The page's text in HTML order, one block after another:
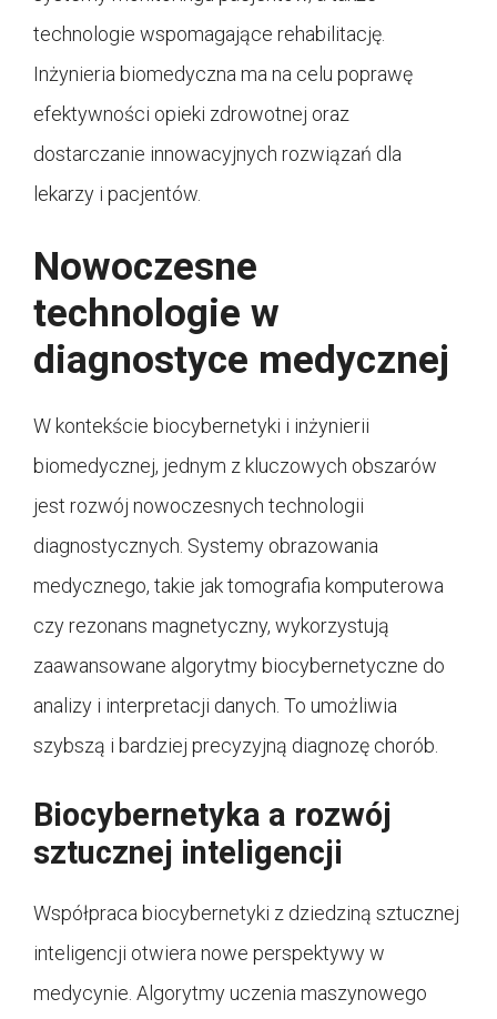
technologie wspomagające rehabilitację.
Inżynieria biomedyczna ma na celu poprawę
efektywności opieki zdrowotnej oraz
dostarczanie innowacyjnych rozwiązań dla
lekarzy i pacjentów.
Nowoczesne
technologie w
diagnostyce medycznej
W kontekście biocybernetyki i inżynierii
biomedycznej, jednym z kluczowych obszarów
jest rozwój nowoczesnych technologii
diagnostycznych. Systemy obrazowania
medycznego, takie jak tomografia komputerowa
czy rezonans magnetyczny, wykorzystują
zaawansowane algorytmy biocybernetyczne do
analizy i interpretacji danych. To umożliwia
szybszą i bardziej precyzyjną diagnozę chorób.
Biocybernetyka a rozwój
sztucznej inteligencji
Współpraca biocybernetyki z dziedziną sztucznej
inteligencji otwiera nowe perspektywy w
medycynie. Algorytmy uczenia maszynowego